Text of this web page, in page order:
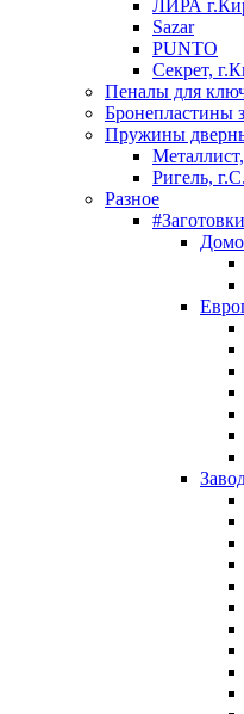
ЛИРА
Sazar
PUNTO
Секрет,
Пеналы для
Бронепластины
Пружины
Ригель,
Разное